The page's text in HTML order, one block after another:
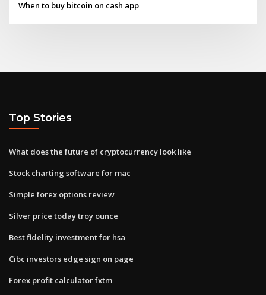
When to buy bitcoin on cash app
Top Stories
What does the future of cryptocurrency look like
Stock charting software for mac
Simple forex options review
Silver price today troy ounce
Best fidelity investment for hsa
Cibc investors edge sign on page
Forex profit calculator fxtm